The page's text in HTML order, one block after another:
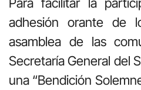
adhesión orante de
asamblea de las
Secretaría General del
una “Bendición